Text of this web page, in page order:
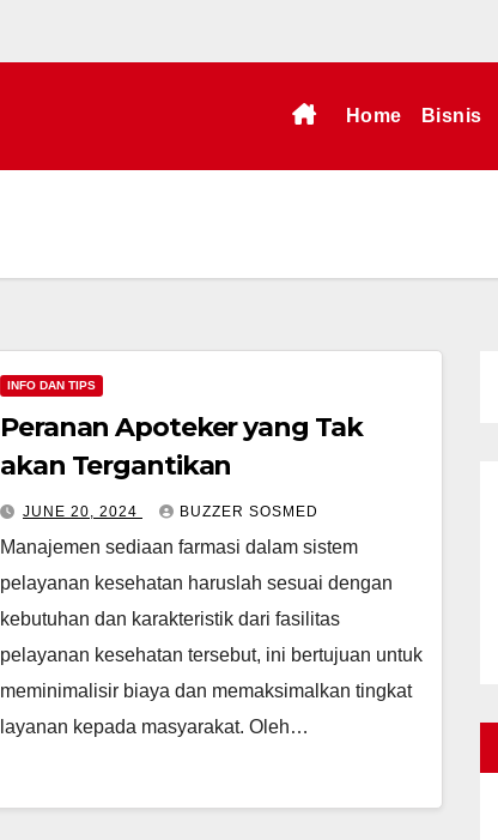
Home Bisnis
INFO DAN TIPS
Peranan Apoteker yang Tak
akan Tergantikan
JUNE 20, 2024 BUZZER SOSMED
Manajemen sediaan farmasi dalam sistem
pelayanan kesehatan haruslah sesuai dengan
kebutuhan dan karakteristik dari fasilitas
pelayanan kesehatan tersebut, ini bertujuan untuk
meminimalisir biaya dan memaksimalkan tingkat
layanan kepada masyarakat. Oleh…